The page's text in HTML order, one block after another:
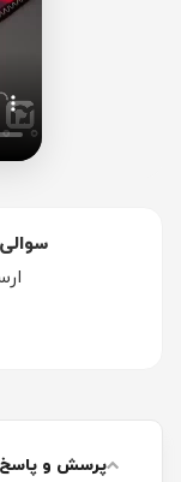
پرسش و پاسخ